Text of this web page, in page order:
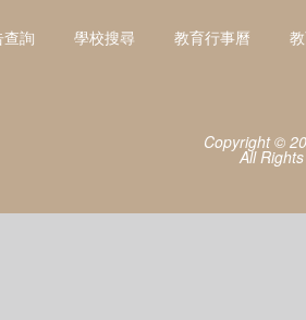
查詢 學校搜尋 教育行事曆
Copyright ©
All